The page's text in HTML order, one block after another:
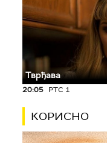
Тврђава
20:05 РТС 1
КОРИСНО